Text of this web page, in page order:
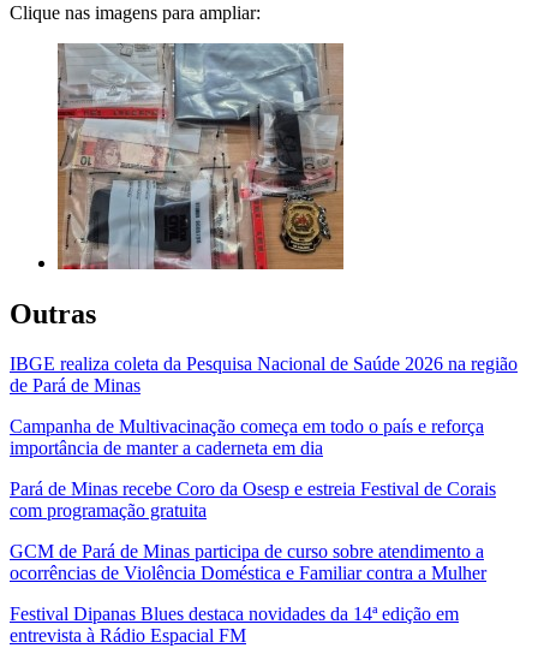
Clique nas imagens para ampliar:
Outras
IBGE realiza coleta da Pesquisa Nacional de Saúde 2026 na região
de Pará de Minas
Campanha de Multivacinação começa em todo o país e reforça
importância de manter a caderneta em dia
Pará de Minas recebe Coro da Osesp e estreia Festival de Corais
com programação gratuita
GCM de Pará de Minas participa de curso sobre atendimento a
ocorrências de Violência Doméstica e Familiar contra a Mulher
Festival Dipanas Blues destaca novidades da 14ª edição em
entrevista à Rádio Espacial FM